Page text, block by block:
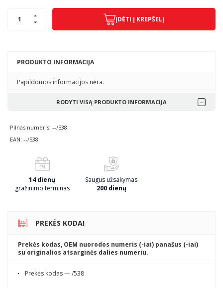
PRODUKTO INFORMACIJA
Papildomos informacijos nėra.
RODYTI VISĄ PRODUKTO INFORMACIJA
Pilnas numeris: --/538
EAN: --/538
14 dienų
gražinimo terminas
Saugus užsakymas
200 dienų
ĮDĖTI Į KREPŠELĮ
PREKĖS KODAI
Prekės kodas, OEM nuorodos numeris (-iai) panašus (-iai)
su originalios atsarginės dalies numeriu.
Prekės kodas — /538